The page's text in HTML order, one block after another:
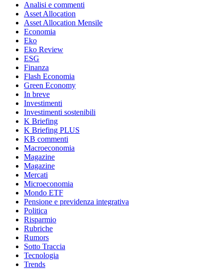
Analisi e commenti
Asset Allocation
Asset Allocation Mensile
Economia
Eko
Eko Review
ESG
Finanza
Flash Economia
Green Economy
In breve
Investimenti
Investimenti sostenibili
K Briefing
K Briefing PLUS
KB commenti
Macroeconomia
Magazine
Magazine
Mercati
Microeconomia
Mondo ETF
Pensione e previdenza integrativa
Politica
Risparmio
Rubriche
Rumors
Sotto Traccia
Tecnologia
Trends